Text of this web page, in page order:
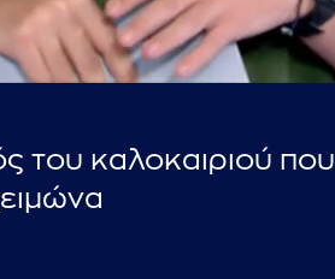
κείμενο προς αναζήτηση
του καλοκαιριού που